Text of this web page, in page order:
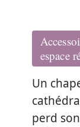
espace
Un
perd